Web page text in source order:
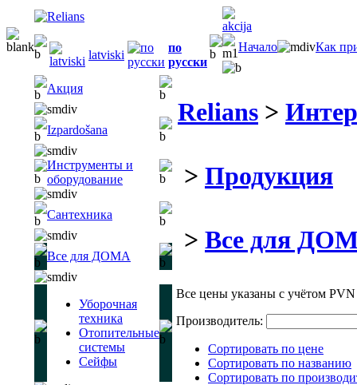
latviski
по
русски
Начало Как
Акция
Izpardošana
Инструменты и
оборудование
Сантехника
Все для ДОМА
Уборочная
техника
Отопительные
системы
Сейфы
Relians >
> Продукция
> Все для
Все цены указаны с учётом
Производитель:
Сортировать по цене
Сортировать по названию
Сортировать по